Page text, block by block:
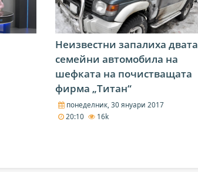
Неизвестни запалиха двата
семейни автомобила на
шефката на почистващата
фирма „Титан“
понеделник, 30 януари 2017
20:10
16k